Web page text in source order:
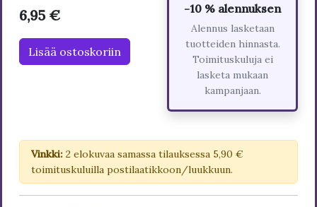
6,95 €
Lisää ostoskoriin
-10 % alennuksen
Alennus lasketaan
tuotteiden hinnasta.
Toimituskuluja ei
lasketa mukaan
kampanjaan.
Vinkki: 2 elokuvaa samassa tilauksessa 5,90 €
toimituskuluilla postilaatikkoon/luukkuun.